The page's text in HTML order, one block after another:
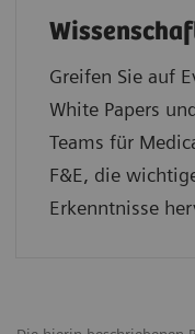
Greifen Sie auf
White Papers
Teams für
F&E, die
Erkenntnisse